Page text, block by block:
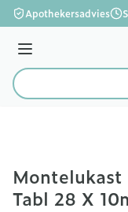
Ga naar de inhoud
Apothekersadvies
Menu
Product, merk,
Montelukast
Tabl 28 X